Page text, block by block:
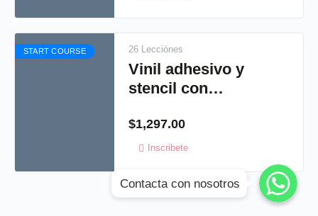
START COURSE 26 Lecciónes
Vinil adhesivo y
stencil con
$1,297.00
Inscribete
WhatsApp
WhatsApp
WhatsApp
Contacta con nosotros